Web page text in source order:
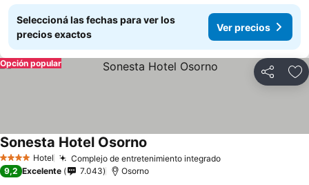
Seleccioná las fechas para ver los
precios exactos
Ver precios
Compartir
Opción popular
4 EstrellasHotel Complejo de entretenimiento integrado
Sonesta Hotel Osorno
9,2 Excelente 7.043 Osorno